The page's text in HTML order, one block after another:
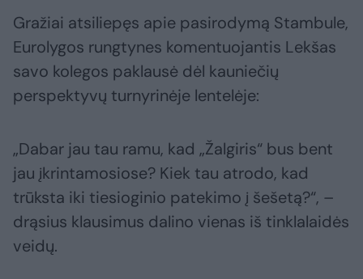
Gražiai atsiliepęs apie pasirodymą Stambule,
Eurolygos rungtynes komentuojantis Lekšas
savo kolegos paklausė dėl kauniečių
perspektyvų turnyrinėje lentelėje:
„Dabar jau tau ramu, kad „Žalgiris“ bus bent
jau įkrintamosiose? Kiek tau atrodo, kad
trūksta iki tiesioginio patekimo į šešetą?“, –
drąsius klausimus dalino vienas iš tinklalaidės
veidų.